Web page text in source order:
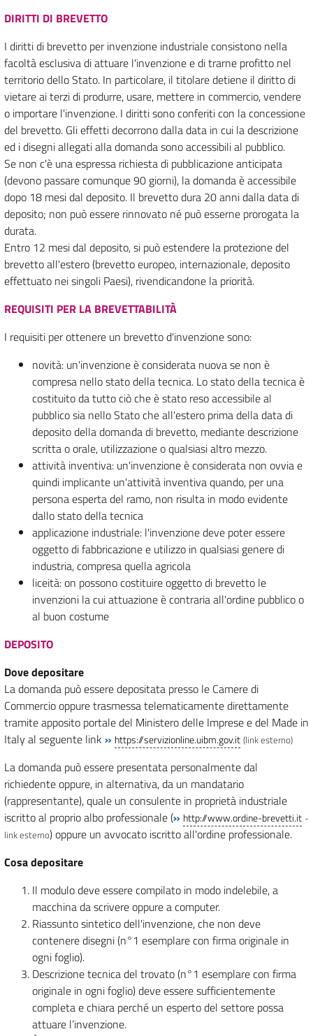
DIRITTI DI BREVETTO
I diritti di brevetto per invenzione industriale consistono nella
facoltà esclusiva di attuare l'invenzione e di trarne profitto nel
territorio dello Stato. In particolare, il titolare detiene il diritto di
vietare ai terzi di produrre, usare, mettere in commercio, vendere
o importare l'invenzione. I diritti sono conferiti con la concessione
del brevetto. Gli effetti decorrono dalla data in cui la descrizione
ed i disegni allegati alla domanda sono accessibili al pubblico.
Se non c'è una espressa richiesta di pubblicazione anticipata
(devono passare comunque 90 giorni), la domanda è accessibile
dopo 18 mesi dal deposito. Il brevetto dura 20 anni dalla data di
deposito; non può essere rinnovato né può esserne prorogata la
durata.
Entro 12 mesi dal deposito, si può estendere la protezione del
brevetto all'estero (brevetto europeo, internazionale, deposito
effettuato nei singoli Paesi), rivendicandone la priorità.
REQUISITI PER LA BREVETTABILITÀ
I requisiti per ottenere un brevetto d'invenzione sono:
novità: un'invenzione è considerata nuova se non è
compresa nello stato della tecnica. Lo stato della tecnica è
costituito da tutto ciò che è stato reso accessibile al
pubblico sia nello Stato che all'estero prima della data di
deposito della domanda di brevetto, mediante descrizione
scritta o orale, utilizzazione o qualsiasi altro mezzo.
attività inventiva: un'invenzione è considerata non ovvia e
quindi implicante un'attività inventiva quando, per una
persona esperta del ramo, non risulta in modo evidente
dallo stato della tecnica
applicazione industriale: l'invenzione deve poter essere
oggetto di fabbricazione e utilizzo in qualsiasi genere di
industria, compresa quella agricola
liceità: on possono costituire oggetto di brevetto le
invenzioni la cui attuazione è contraria all'ordine pubblico o
al buon costume
DEPOSITO
Dove depositare
La domanda può essere depositata presso le Camere di
Commercio oppure trasmessa telematicamente direttamente
tramite apposito portale del Ministero delle Imprese e del Made in
Italy al seguente link » https://servizionline.uibm.gov.it (link esterno)
La domanda può essere presentata personalmente dal
richiedente oppure, in alternativa, da un mandatario
(rappresentante), quale un consulente in proprietà industriale
iscritto al proprio albo professionale (» http://www.ordine-brevetti.it -
link esterno) oppure un avvocato iscritto all'ordine professionale.
Cosa depositare
Il modulo deve essere compilato in modo indelebile, a
macchina da scrivere oppure a computer.
Riassunto sintetico dell'invenzione, che non deve
contenere disegni (n°1 esemplare con firma originale in
ogni foglio).
Descrizione tecnica del trovato (n°1 esemplare con firma
originale in ogni foglio) deve essere sufficientemente
completa e chiara perché un esperto del settore possa
attuare l’invenzione.